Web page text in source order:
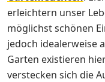
erleichtern unser
möglichst schönen
jedoch idealerweise
Garten existieren
verstecken sich die